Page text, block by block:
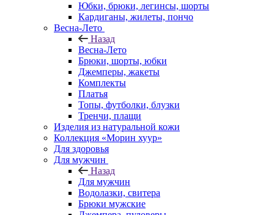
Юбки, брюки, легинсы, шорты
Кардиганы, жилеты, пончо
Весна-Лето
Назад
Весна-Лето
Брюки, шорты, юбки
Джемперы, жакеты
Комплекты
Платья
Топы, футболки, блузки
Тренчи, плащи
Изделия из натуральной кожи
Коллекция «Морин хуур»
Для здоровья
Для мужчин
Назад
Для мужчин
Водолазки, свитера
Брюки мужские